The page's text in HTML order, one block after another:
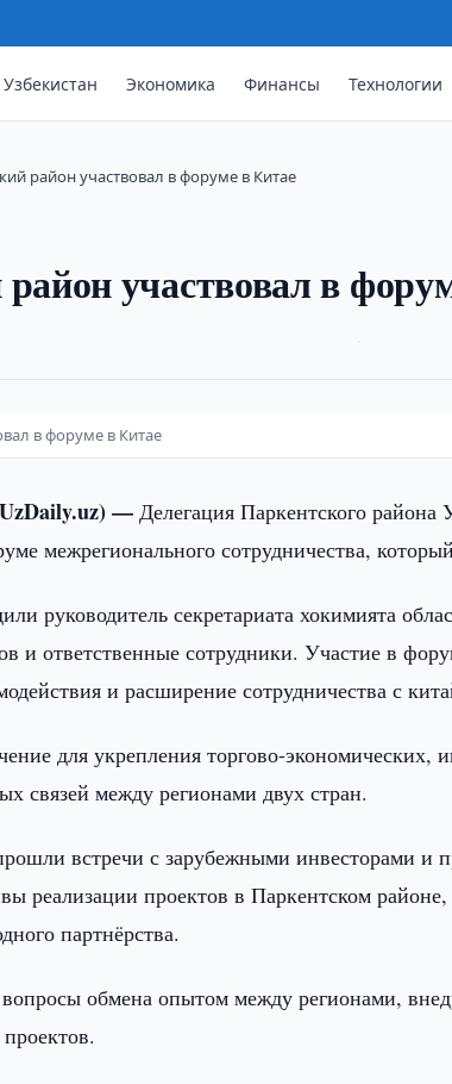
Узбекистан Экономика Финансы Технологии
район участвовал в форуме в Китае
участвовал в
в форуме в Китае
—Делегация Паркентского района
межрегионального сотрудничества,
руководитель секретариата хокимията
и ответственные сотрудники. Участие в
и расширение сотрудничества с
для укрепления торгово-
связей между регионами двух стран.
встречи с зарубежными инвесторами и
реализации проектов в Паркентском
партнёрства.
обмена опытом между регионами,